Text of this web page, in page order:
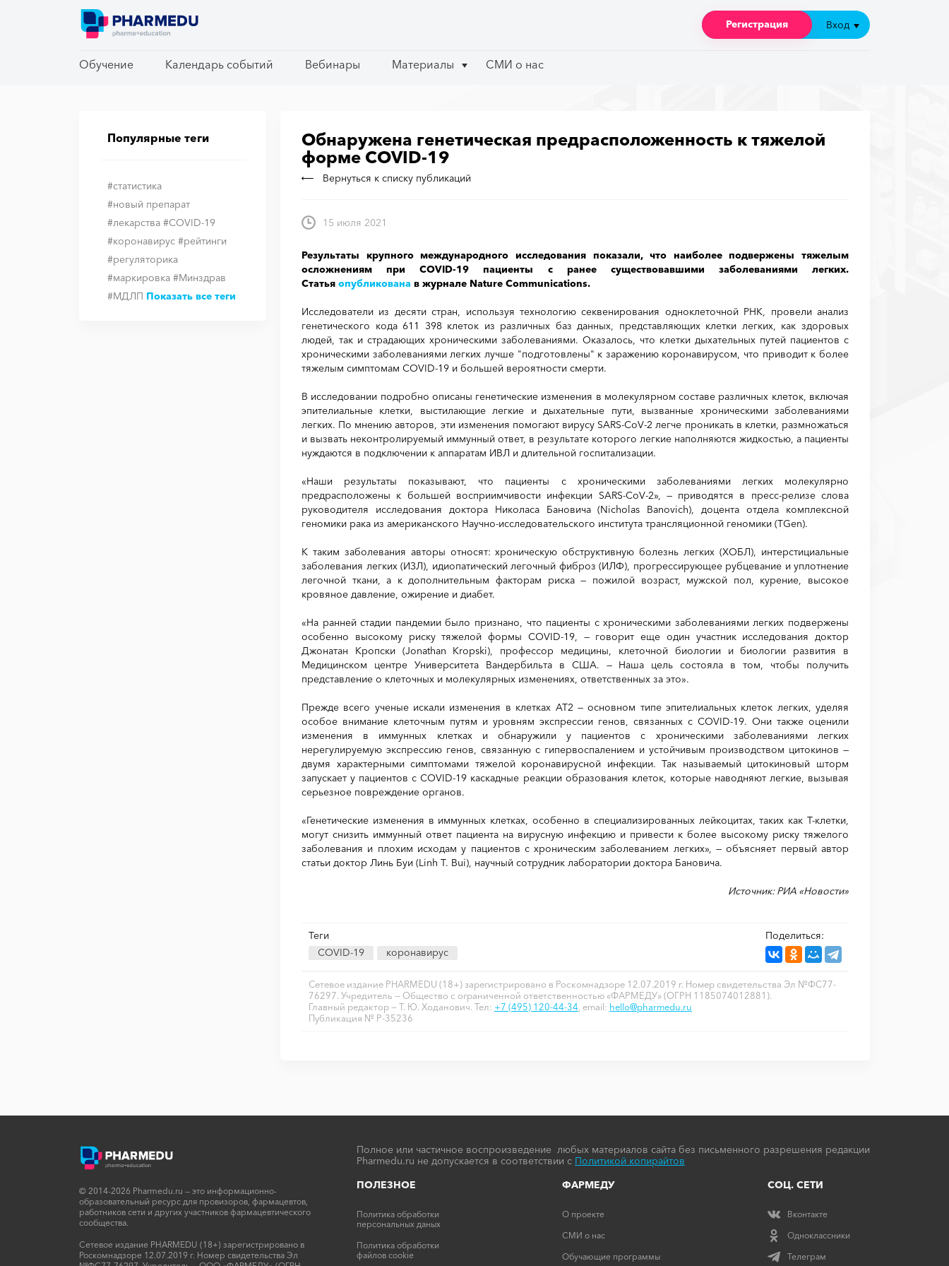
Обучение Календарь событий Вебинары Материалы СМИ о нас
Регистрация Вход
Обучение Календарь событий Вебинары Материалы СМИ о нас
Регистрация Вход
Популярные теги
#статистика
#новый препарат
#лекарства #COVID-19
#коронавирус #рейтинги
#регуляторика
#маркировка #Минздрав
#МДЛП Показать все теги
Обнаружена генетическая предрасположенность к тяжелой
форме COVID-19
Вернуться к списку публикаций
15 июля 2021
Результаты крупного международного исследования показали, что наиболее подвержены тяжелым
осложнениям при COVID-19 пациенты с ранее существовавшими заболеваниями легких.
Статья опубликована в журнале Nature Communications.
Исследователи из десяти стран, используя технологию секвенирования одноклеточной РНК, провели анализ
генетического кода 611 398 клеток из различных баз данных, представляющих клетки легких, как здоровых
людей, так и страдающих хроническими заболеваниями. Оказалось, что клетки дыхательных путей пациентов с
хроническими заболеваниями легких лучше "подготовлены" к заражению коронавирусом, что приводит к более
тяжелым симптомам COVID-19 и большей вероятности смерти.
В исследовании подробно описаны генетические изменения в молекулярном составе различных клеток, включая
эпителиальные клетки, выстилающие легкие и дыхательные пути, вызванные хроническими заболеваниями
легких. По мнению авторов, эти изменения помогают вирусу SARS-CoV-2 легче проникать в клетки, размножаться
и вызвать неконтролируемый иммунный ответ, в результате которого легкие наполняются жидкостью, а пациенты
нуждаются в подключении к аппаратам ИВЛ и длительной госпитализации.
«Наши результаты показывают, что пациенты с хроническими заболеваниями легких молекулярно
предрасположены к большей восприимчивости инфекции SARS-CoV-2», — приводятся в пресс-релизе слова
руководителя исследования доктора Николаса Бановича (Nicholas Banovich), доцента отдела комплексной
геномики рака из американского Научно-исследовательского института трансляционной геномики (TGen).
К таким заболевания авторы относят: хроническую обструктивную болезнь легких (ХОБЛ), интерстициальные
заболевания легких (ИЗЛ), идиопатический легочный фиброз (ИЛФ), прогрессирующее рубцевание и уплотнение
легочной ткани, а к дополнительным факторам риска — пожилой возраст, мужской пол, курение, высокое
кровяное давление, ожирение и диабет.
«На ранней стадии пандемии было признано, что пациенты с хроническими заболеваниями легких подвержены
особенно высокому риску тяжелой формы COVID-19, — говорит еще один участник исследования доктор
Джонатан Кропски (Jonathan Kropski), профессор медицины, клеточной биологии и биологии развития в
Медицинском центре Университета Вандербильта в США. — Наша цель состояла в том, чтобы получить
представление о клеточных и молекулярных изменениях, ответственных за это».
Прежде всего ученые искали изменения в клетках AT2 — основном типе эпителиальных клеток легких, уделяя
особое внимание клеточным путям и уровням экспрессии генов, связанных с COVID-19. Они также оценили
изменения в иммунных клетках и обнаружили у пациентов с хроническими заболеваниями легких
нерегулируемую экспрессию генов, связанную с гипервоспалением и устойчивым производством цитокинов —
двумя характерными симптомами тяжелой коронавирусной инфекции. Так называемый цитокиновый шторм
запускает у пациентов с COVID-19 каскадные реакции образования клеток, которые наводняют легкие, вызывая
серьезное повреждение органов.
«Генетические изменения в иммунных клетках, особенно в специализированных лейкоцитах, таких как Т-клетки,
могут снизить иммунный ответ пациента на вирусную инфекцию и привести к более высокому риску тяжелого
заболевания и плохим исходам у пациентов с хроническим заболеванием легких», — объясняет первый автор
статьи доктор Линь Буи (Linh T. Bui), научный сотрудник лаборатории доктора Бановича.
Источник: РИА «Новости»
Теги
COVID-19
коронавирус
Поделиться:
Сетевое издание PHARMEDU (18+) зарегистрировано в Роскомнадзоре 12.07.2019 г. Номер свидетельства Эл №ФС77-
76297. Учредитель — Общество с ограниченной ответственностью «ФАРМЕДУ» (ОГРН 1185074012881).
Главный редактор — Т. Ю. Ходанович. Тел: +7 (495) 120-44-34 , email: hello@pharmedu.ru
Публикация № P-35236
© 2014-2026 Pharmedu.ru — это информационно-
образовательный ресурс для провизоров, фармацевтов,
работников сети и других участников фармацевтического
сообщества.
Сетевое издание PHARMEDU (18+) зарегистрировано в
Роскомнадзоре 12.07.2019 г. Номер свидетельства Эл
Полное или частичное воспроизведение любых материалов сайта без письменного разрешения редакции
Pharmedu.ru не допускается в соответствии с Политикой копирайтов
ПОЛЕЗНОЕ
Политика обработки
персональных даных
Политика обработки
файлов cookie
ФАРМЕДУ
О проекте
СМИ о нас
Обучающие программы
СОЦ. СЕТИ
Вконтакте
Одноклассники
Телеграм